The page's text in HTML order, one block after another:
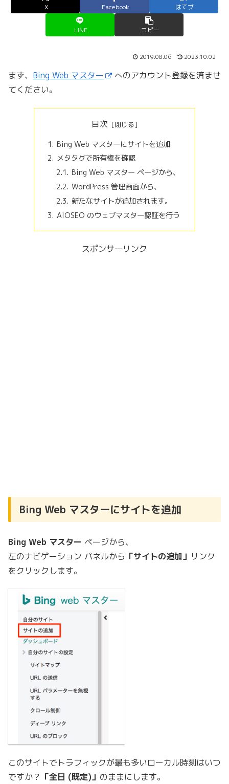
X Facebook はてブ
LINE コピー
2019.08.06 2023.10.02
まず、 Bing Web マスター
へのアカウント登録を済ませ
てください。
目次
Bing Web マスターにサイトを追加
メタタグで所有権を確認
Bing Web マスター ページから、
WordPress 管理画面から、
新たなサイトが追加されます。
AIOSEO のウェブマスター認証を行う
スポンサーリンク
Bing Web マスターにサイトを追加
Bing Web マスター ページから、
左のナビゲーション パネルから 「サイトの追加」 リンク
をクリックします。
このサイトでトラフィックが最も多いローカル時刻はいつ
ですか？ 「全日 (既定)」 のままにします。